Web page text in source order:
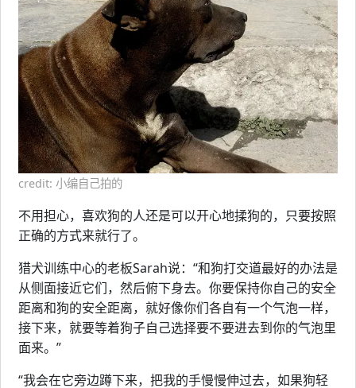
credit: 小编自己拍的
不用担心，喜欢狗的人还是可以开心地揉狗的，只要按照
正确的方式来就行了。
猎犬训练中心的老板Sarah说：“和狗打交道最好的办法是
从侧面接近它们，然后俯下身去。你要保持你自己的安全
距离和狗的安全距离，就好像你们各自有一个气泡一样，
接下来，就要等着狗子自己选择要不要进去到你的气泡里
面来。”
“我会在它旁边蹲下来，把我的手慢慢伸过去，如果狗轻